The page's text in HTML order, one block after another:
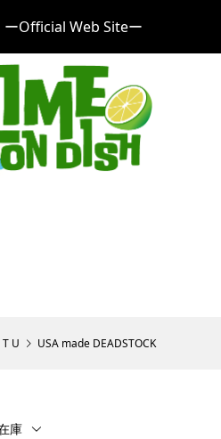
ーOfficial Web Siteー
T U USA made DEADSTOCK
庫